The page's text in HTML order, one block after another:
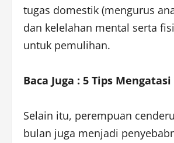
tugas domestik (mengurus
dan kelelahan mental serta
untuk pemulihan.
Baca Juga : 5 Tips
Selain itu, perempuan
bulan juga menjadi